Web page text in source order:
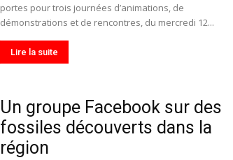
portes pour trois journées d’animations, de
démonstrations et de rencontres, du mercredi 12...
Lire la suite
Un groupe Facebook sur des
fossiles découverts dans la
région